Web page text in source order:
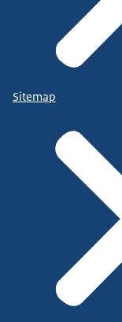
Sitemap